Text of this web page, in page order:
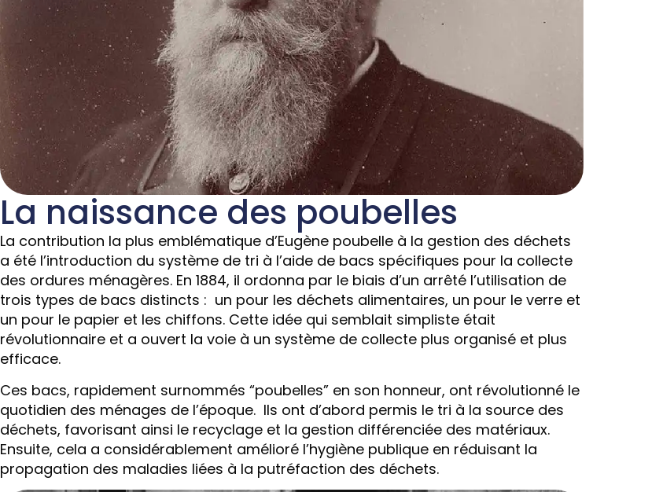
La naissance des poubelles
La contribution la plus emblématique d’Eugène poubelle à la gestion des déchets
a été l’introduction du système de tri à l’aide de bacs spécifiques pour la collecte
des ordures ménagères. En 1884, il ordonna par le biais d’un arrêté l’utilisation de
trois types de bacs distincts : un pour les déchets alimentaires, un pour le verre et
un pour le papier et les chiffons. Cette idée qui semblait simpliste était
révolutionnaire et a ouvert la voie à un système de collecte plus organisé et plus
efficace.
Ces bacs, rapidement surnommés “poubelles” en son honneur, ont révolutionné le
quotidien des ménages de l’époque. Ils ont d’abord permis le tri à la source des
déchets, favorisant ainsi le recyclage et la gestion différenciée des matériaux.
Ensuite, cela a considérablement amélioré l’hygiène publique en réduisant la
propagation des maladies liées à la putréfaction des déchets.